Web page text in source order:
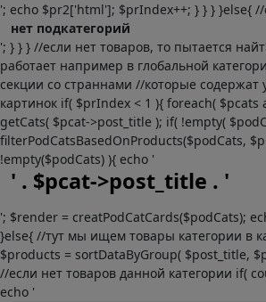
'; echo $pr2['html']; $prIndex++; } } } }else{ //
нет подкатегорий
'; } } } //если нет товаров, то пытается
работает например в глобальной
секции со страннами //которые содержат
картинок if( $prIndex < 1 ){ foreach( $pcats
getCats( $pcat->post_title ); if( !empty(
filterPodCatsBasedOnProducts($podCats,
!empty($podCats) ){ echo '
' . $pcat->post_title . '
'; $render = creatPodCatCards($podCats);
}else{ //тут мы ищем товары категории в
$products = sortDataByGroup( $post_title,
//если нет товаров данной категории if(
echo '